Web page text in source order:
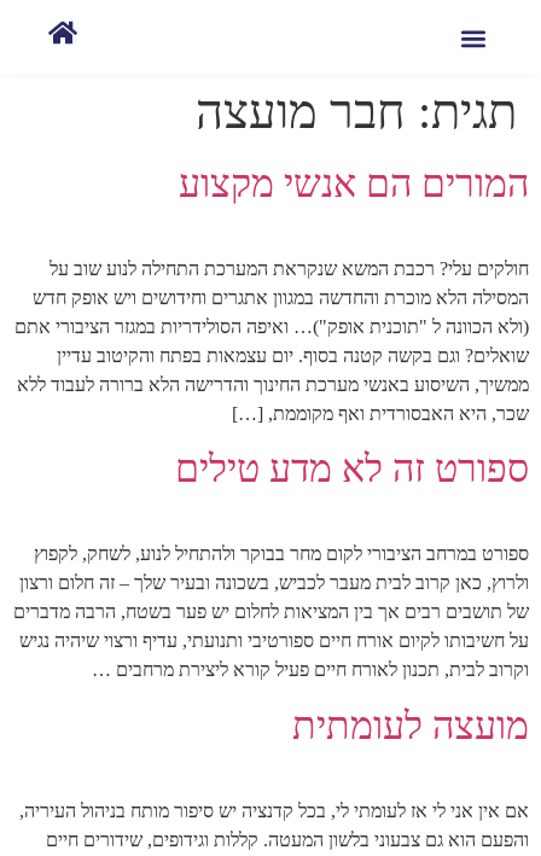
תגית: חבר מועצה
המורים הם אנשי מקצוע
חולקים עלי? רכבת המשא שנקראת המערכת התחילה לנוע שוב על
המסילה הלא מוכרת והחדשה במגוון אתגרים וחידושים ויש אופק חדש
(ולא הכוונה ל "תוכנית אופק")… ואיפה הסולידריות במגזר הציבורי אתם
שואלים? וגם בקשה קטנה בסוף. יום עצמאות בפתח והקיטוב עדיין
ממשיך, השיסוע באנשי מערכת החינוך והדרישה הלא ברורה לעבוד ללא
שכר, היא האבסורדית ואף מקוממת, […]
ספורט זה לא מדע טילים
ספורט במרחב הציבורי לקום מחר בבוקר ולהתחיל לנוע, לשחק, לקפוץ
ולרוץ, כאן קרוב לבית מעבר לכביש, בשכונה ובעיר שלך – זה חלום ורצון
של תושבים רבים אך בין המציאות לחלום יש פער בשטח, הרבה מדברים
על חשיבותו לקיום אורח חיים ספורטיבי ותנועתי, עדיף ורצוי שיהיה נגיש
וקרוב לבית, תכנון לאורח חיים פעיל קורא ליצירת מרחבים …
מועצה לעומתית
אם אין אני לי אז לעומתי לי, בכל קדנציה יש סיפור מותח בניהול העיריה,
והפעם הוא גם צבעוני בלשון המעטה. קללות וגידופים, שידורים חיים